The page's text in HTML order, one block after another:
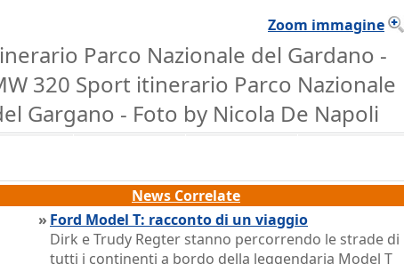
Zoom immagine
Parco Nazionale del Gardano -
320 Sport itinerario Parco Nazionale
Gargano - Foto by Nicola De Napoli
News Correlate
» Ford Model T: racconto di un viaggio
Dirk e Trudy Regter stanno percorrendo le strade di
tutti i continenti a bordo della leggendaria Model T